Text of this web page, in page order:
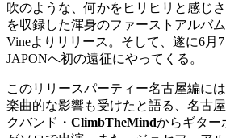
吹のような、何かをヒリヒリと感じ
を収録した渾身のファーストアルバ
Vineよりリリース。そして、遂に6月
JAPONへ初の遠征にやってくる。
このリリースパーティー名古屋編に
楽曲的な影響も受けたと語る、名古
クバンド・ ClimbTheMindからギター